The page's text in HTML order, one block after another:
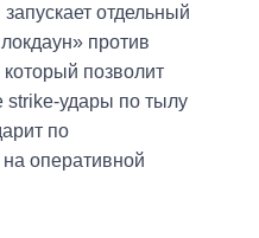
отдельный
против
который позволит
strike-удары по тылу
по
оперативной